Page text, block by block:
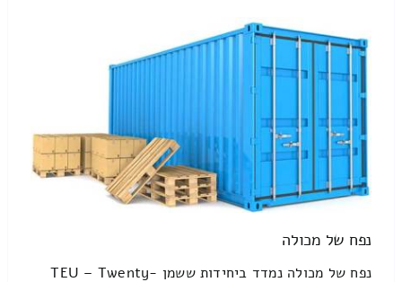
נפח של מכולה
נפח של מכולה נמדד ביחידות ששמן TEU – Twenty-